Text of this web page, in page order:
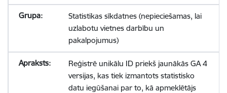
Statistikas sīkdatnes (nepieciešamas, lai
uzlabotu vietnes darbību un
pakalpojumus)
Reģistrē unikālu ID priekš jaunākās GA 4
versijas, kas tiek izmantots statistisko
datu iegūšanai par to, kā apmeklētājs